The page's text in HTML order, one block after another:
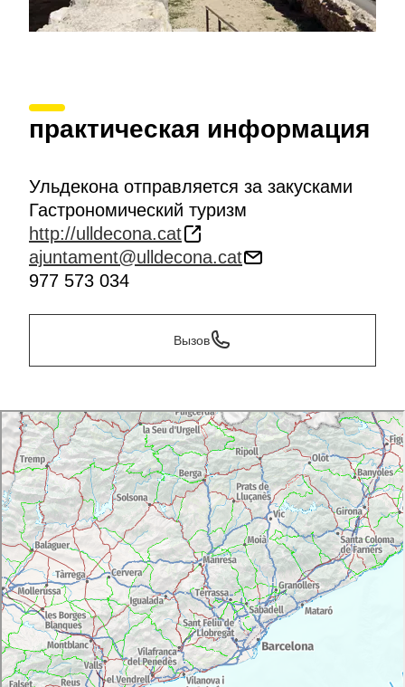
практическая информация
Ульдекона отправляется за закусками
Гастрономический туризм
http://ulldecona.cat
ajuntament@ulldecona.cat
977 573 034
Вызов